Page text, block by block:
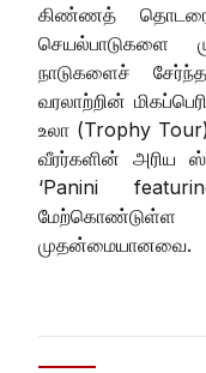
கிண்ணத் தொடரை
செயல்பாடுகளை
நாடுகளைச்
வரலாற்றின்
உலா (Trophy
வீரர்களின் அரிய
‘Panini
மேற்கொண்டுள்ள
முதன்மையானவை.